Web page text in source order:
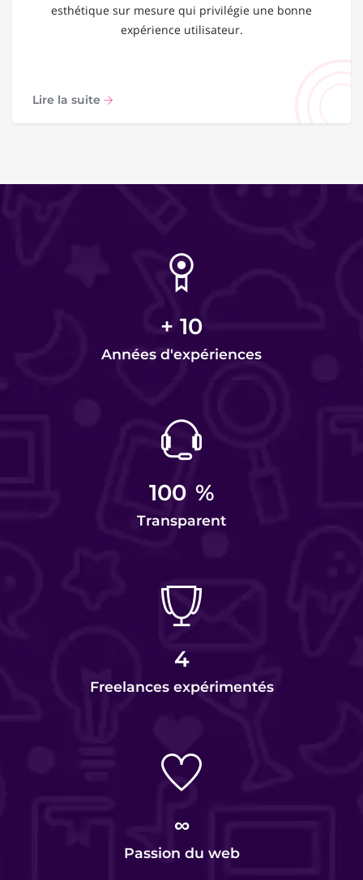
esthétique sur mesure qui privilégie une bonne
expérience utilisateur.
Lire la suite
+ 10
Années d'expériences
100 %
Transparent
4
Freelances expérimentés
∞
Passion du web